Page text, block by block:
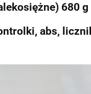
680
abs,